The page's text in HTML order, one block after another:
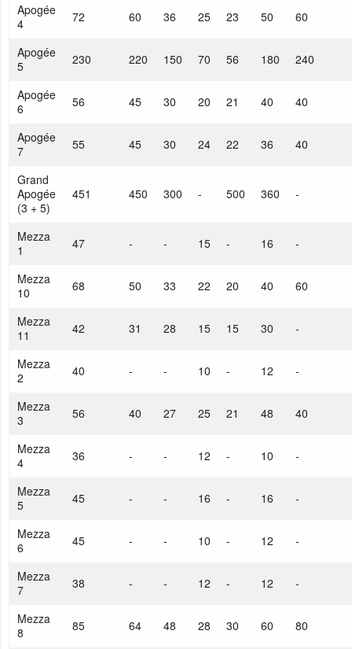
Apogée
4
72 60 36 25 23 50 60
Apogée
5
230 220 150 70 56 180 240
Apogée
6
56 45 30 20 21 40 40
Apogée
7
55 45 30 24 22 36 40
Grand
Apogée
(3 + 5)
451 450 300 - 500 360 -
Mezza
1
47 - - 15 - 16 -
Mezza
10
68 50 33 22 20 40 60
Mezza
11
42 31 28 15 15 30 -
Mezza
2
40 - - 10 - 12 -
Mezza
3
56 40 27 25 21 48 40
Mezza
4
36 - - 12 - 10 -
Mezza
5
45 - - 16 - 16 -
Mezza
6
45 - - 10 - 12 -
Mezza
7
38 - - 12 - 12 -
Mezza
8
85 64 48 28 30 60 80